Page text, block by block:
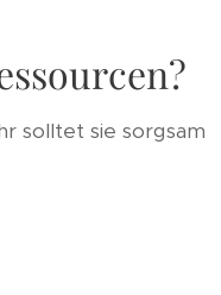
solltet sie sorgsam